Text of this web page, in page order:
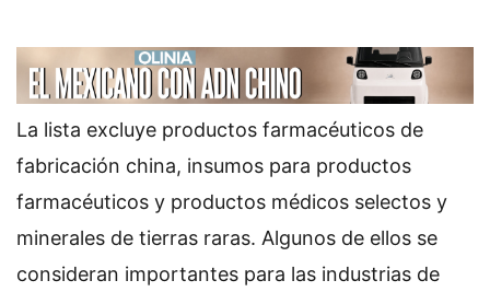
La lista excluye productos farmacéuticos de
fabricación china, insumos para productos
farmacéuticos y productos médicos selectos y
minerales de tierras raras. Algunos de ellos se
consideran importantes para las industrias de